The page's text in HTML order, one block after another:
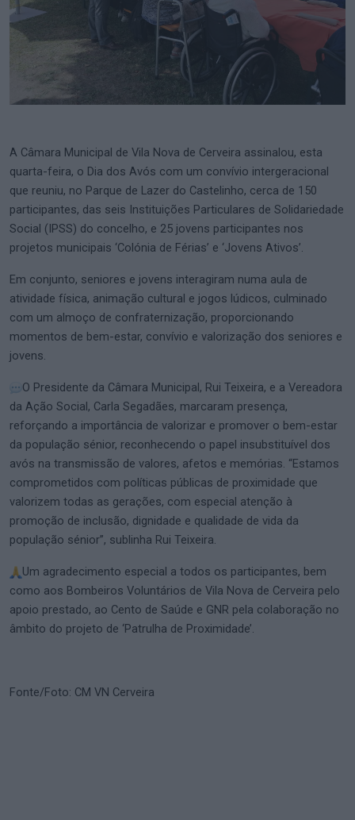
A Câmara Municipal de Vila Nova de Cerveira assinalou, esta
quarta-feira, o Dia dos Avós com um convívio intergeracional
que reuniu, no Parque de Lazer do Castelinho, cerca de 150
participantes, das seis Instituições Particulares de Solidariedade
Social (IPSS) do concelho, e 25 jovens participantes nos
projetos municipais ‘Colónia de Férias’ e ‘Jovens Ativos’.
Em conjunto, seniores e jovens interagiram numa aula de
atividade física, animação cultural e jogos lúdicos, culminado
com um almoço de confraternização, proporcionando
momentos de bem-estar, convívio e valorização dos seniores e
jovens.
O Presidente da Câmara Municipal, Rui Teixeira, e a Vereadora
da Ação Social, Carla Segadães, marcaram presença,
reforçando a importância de valorizar e promover o bem-estar
da população sénior, reconhecendo o papel insubstituível dos
avós na transmissão de valores, afetos e memórias. “Estamos
comprometidos com políticas públicas de proximidade que
valorizem todas as gerações, com especial atenção à
promoção de inclusão, dignidade e qualidade de vida da
população sénior”, sublinha Rui Teixeira.
Um agradecimento especial a todos os participantes, bem
como aos Bombeiros Voluntários de Vila Nova de Cerveira pelo
apoio prestado, ao Cento de Saúde e GNR pela colaboração no
âmbito do projeto de ‘Patrulha de Proximidade’.
Fonte/Foto: CM VN Cerveira